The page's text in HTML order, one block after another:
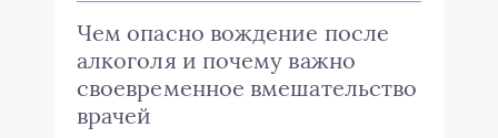
Чем опасно вождение после
алкоголя и почему важно
своевременное вмешательство
врачей